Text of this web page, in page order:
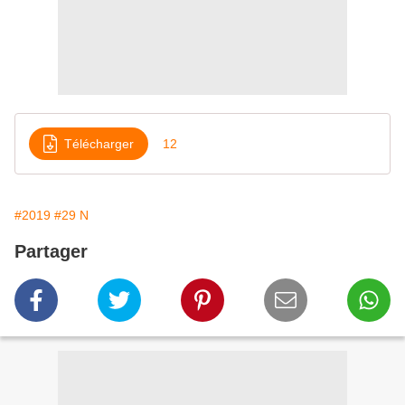
Télécharger 12
#2019 #29 N
Partager